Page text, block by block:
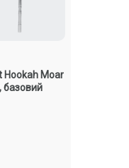
Hookah Moar
базовий